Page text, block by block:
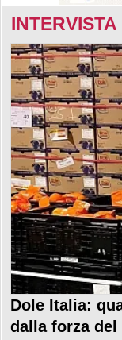
INTERVISTA
Dole Italia:
dalla forza